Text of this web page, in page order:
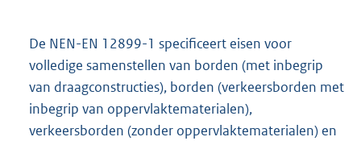
De NEN-EN 12899-1 specificeert eisen voor
volledige samenstellen van borden (met inbegrip
van draagconstructies), borden (verkeersborden met
inbegrip van oppervlaktematerialen),
verkeersborden (zonder oppervlaktematerialen) en